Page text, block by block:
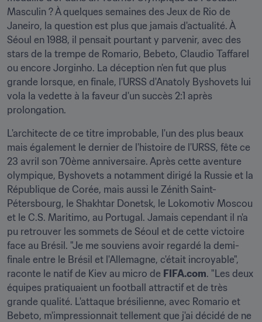
Masculin ? À quelques semaines des Jeux de Rio de
Janeiro, la question est plus que jamais d'actualité. À
Séoul en 1988, il pensait pourtant y parvenir, avec des
stars de la trempe de Romario, Bebeto, Claudio Taffarel
ou encore Jorginho. La déception n'en fut que plus
grande lorsque, en finale, l'URSS d'Anatoly Byshovets lui
vola la vedette à la faveur d'un succès 2:1 après
prolongation.
L'architecte de ce titre improbable, l'un des plus beaux
mais également le dernier de l'histoire de l'URSS, fête ce
23 avril son 70ème anniversaire. Après cette aventure
olympique, Byshovets a notamment dirigé la Russie et la
République de Corée, mais aussi le Zénith Saint-
Pétersbourg, le Shakhtar Donetsk, le Lokomotiv Moscou
et le C.S. Maritimo, au Portugal. Jamais cependant il n'a
pu retrouver les sommets de Séoul et de cette victoire
face au Brésil. "Je me souviens avoir regardé la demi-
finale entre le Brésil et l'Allemagne, c'était incroyable",
raconte le natif de Kiev au micro de FIFA.com. "Les deux
équipes pratiquaient un football attractif et de très
grande qualité. L'attaque brésilienne, avec Romario et
Bebeto, m'impressionnait tellement que j'ai décidé de ne